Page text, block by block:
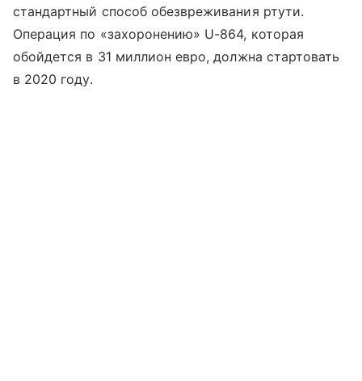
стандартный способ обезвреживания ртути.
Операция по «захоронению» U-864, которая
обойдется в 31 миллион евро, должна стартовать
в 2020 году.